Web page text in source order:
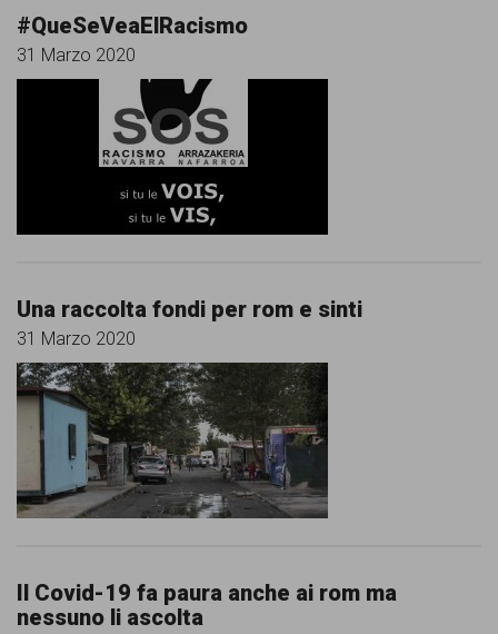
con
persone,
movimenti
per
pari
opportunità
la
dei
diritti
#QueSeVeaElRacismo
31 Marzo 2020
Una raccolta fondi per rom e sinti
31 Marzo 2020
Il Covid-19 fa paura anche ai rom ma
nessuno li ascolta